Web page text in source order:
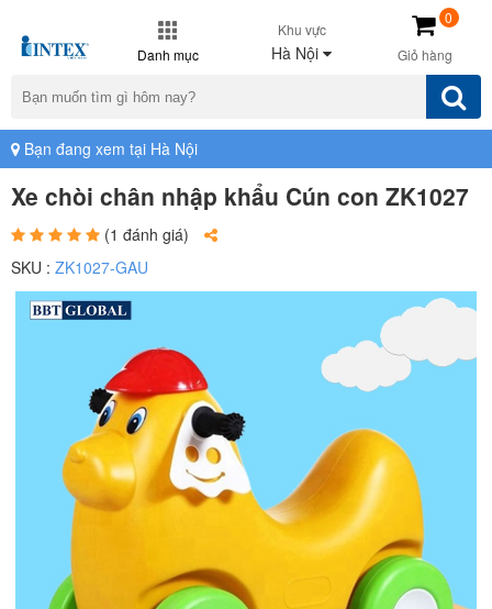
Danh mục
Khu vực
Hà Nội Giỏ hàng
0
Bạn đang xem tại Hà Nội
Xe chòi chân nhập khẩu Cún con ZK1027
(1 đánh giá)
SKU : ZK1027-GAU